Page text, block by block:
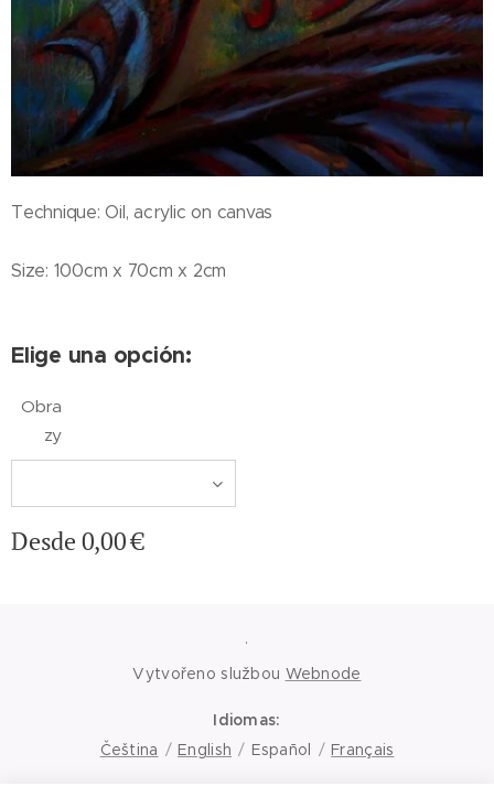
Technique: Oil, acrylic on canvas
Size: 100cm x 70cm x 2cm
Elige una opción:
Obra
zy
Desde 0,00€
.
Vytvořeno službou Webnode
Idiomas
Čeština
English Español Français